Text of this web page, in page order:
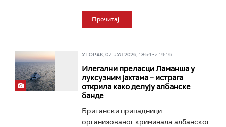
Прочитај
УТОРАК, 07. ЈУЛ 2026, 18:54 -> 19:16
Илегални преласци Ламанша у
луксузним јахтама – истрага
открила како делују албанске
банде
Британски припадници
организованог криминала албанског